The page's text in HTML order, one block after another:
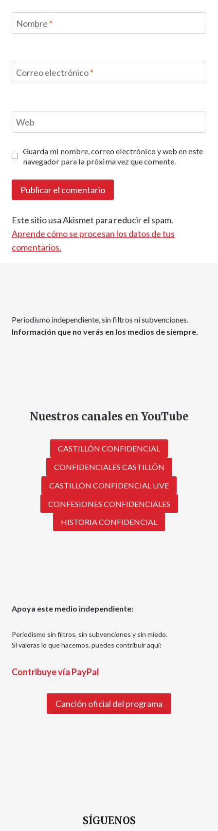
Nombre *
Correo electrónico*
Web
Guarda mi nombre, correo electrónico y web en este
navegador para la próxima vez que comente.
Este sitio usa Akismet para reducir el spam.
Aprende cómo se procesan los datos de tus
comentarios.
Periodismo independiente, sin filtros ni subvenciones.
Información que no verás en los medios de siempre.
Nuestros canales en YouTube
CASTILLÓN CONFIDENCIAL
CONFIDENCIALES CASTILLÓN
CASTILLÓN CONFIDENCIAL LIVE
CONFESIONES CONFIDENCIALES
HISTORIA CONFIDENCIAL
Apoya este medio independiente:
Periodismo sin filtros, sin subvenciones y sin miedo.
Si valoras lo que hacemos, puedes contribuir aquí:
Contribuye vía PayPal
Canción oficial del programa
SÍGUENOS